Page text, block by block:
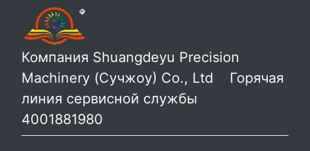
Компания Shuangdeyu Precision
Machinery (Сучжоу) Co., Ltd Горячая
линия сервисной службы
4001881980